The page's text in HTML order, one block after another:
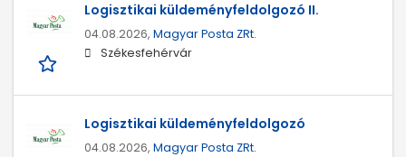
Logisztikai küldeményfeldolgozó II.
04.08.2026, Magyar Posta ZRt.
Székesfehérvár
Logisztikai küldeményfeldolgozó
04.08.2026, Magyar Posta ZRt.